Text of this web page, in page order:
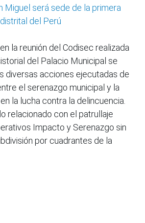
Miguel será sede de la primera
del Perú
la reunión del Codisec realizada
del Palacio Municipal se
diversas acciones ejecutadas de
el serenazgo municipal y la
en la lucha contra la delincuencia.
relacionado con el patrullaje
Impacto y Serenazgo sin
por cuadrantes de la